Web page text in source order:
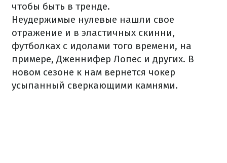
чтобы быть в тренде.
Неудержимые нулевые нашли свое
отражение и в эластичных скинни,
футболках с идолами того времени, на
примере, Дженнифер Лопес и других. В
новом сезоне к нам вернется чокер
усыпанный сверкающими камнями.